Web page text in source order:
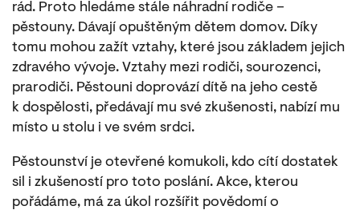
rád. Proto hledáme stále náhradní rodiče –
pěstouny. Dávají opuštěným dětem domov. Díky
tomu mohou zažít vztahy, které jsou základem jejich
zdravého vývoje. Vztahy mezi rodiči, sourozenci,
prarodiči. Pěstouni doprovází dítě na jeho cestě
k dospělosti, předávají mu své zkušenosti, nabízí mu
místo u stolu i ve svém srdci.
Pěstounství je otevřené komukoli, kdo cítí dostatek
sil i zkušeností pro toto poslání. Akce, kterou
pořádáme, má za úkol rozšířit povědomí o